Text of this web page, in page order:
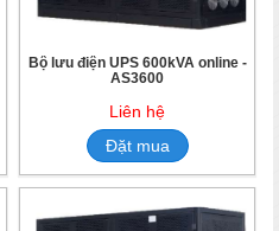
Bộ lưu điện UPS 600kVA online -
AS3600
Liên hệ
Đặt mua